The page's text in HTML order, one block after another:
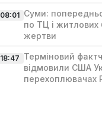
08:01 Суми:
по ТЦ і житлових
жертви
18:47 Терміновий
відмовили США
перехоплювачах